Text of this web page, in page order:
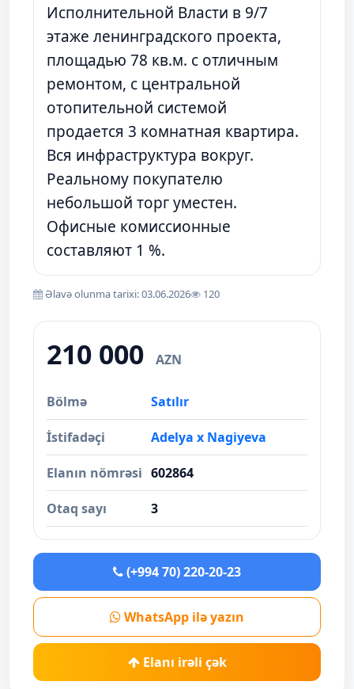
Исполнительной Власти в 9/7
этаже ленинградского проекта,
площадью 78 кв.м. с отличным
ремонтом, с центральной
отопительной системой
продается 3 комнатная квартира.
Вся инфраструктура вокруг.
Реальному покупателю
небольшой торг уместен.
Офисные комиссионные
составляют 1 %.
Əlavə olunma tarixi: 03.06.2026 120
210 000 AZN
Bölmə Satılır
İstifadəçi Adelya x Nagiyeva
Elanın nömrəsi 602864
Otaq sayı 3
(+994 70) 220-20-23
WhatsApp ilə yazın
Elanı irəli çək